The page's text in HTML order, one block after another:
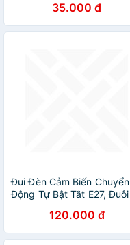
Ứng Rộng, Thích Hợp Cho
Mọi Không Gian - HÀNG
CHÍNH HÃNG MINIIN
35.000 đ
Đui Đèn Cảm Biến Chuyển
Động Tự Bật Tắt E27, Đuôi
Tiết Kiệm Điện - HÀNG
CHÍNH HÃNG
120.000 đ